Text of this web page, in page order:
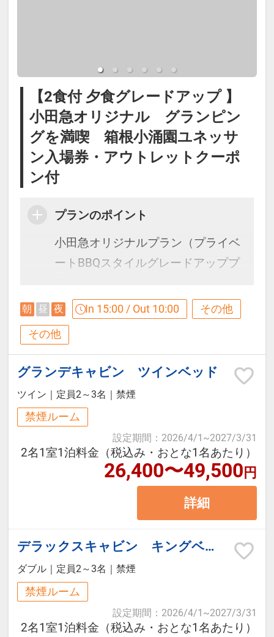
※雨・風が強く快適にアウトドアデ
ッキをご利用いただけない場合は、
お食事をダイニングルームにご用意
いたします。
■箱根小涌園ユネッサンご利用につ
いて（ご宿泊の当日及び翌日利用）
と元湯 森の湯（裸ゾーン）がご利用
できます。
に宿泊の旨とお名前をお申し出くだ
さい。
※藤乃煌に立ち寄る必要はございま
せん。藤乃煌～ユネッサンは車で約
30分です。
※ご利用されるお客様は水着をご持
参ください（レンタルあり1,200
円）
※2026年5月26日～28日は、2026
年12月8日～10日はユネッサン・森
の湯が休業のため、2026年5月25
日、2026年12月7日の宿泊のお客様
は宿泊当日のみのご利用となりま
す。
にお届けいたします。
※17：00までにはチェックインして
いただきますようご協力お願いしま
す。
■お食事終了時間
30＞
※スタッフがキャビンにご利用後の
器具類を回収に伺います
【ご朝食】
山の朝食はヘルシーなコンチネンタ
ル・ブレックファーストスタイルに
てご用意します。
ホテルでは体験できないユニークで
贅沢な藤乃煌の朝。森を抜ける清清
しい風と青空の下、いつもより、う
んと時間をかけてお召し上がりくだ
※オリジナルサンドウィッチ、サラ
ダ、コーヒーなどを予定しておりま
す。
■お食事お渡し時間
＜7：00～9：00＞の間にビバレッジ
ステーションまでお越しくださいま
【2食付 夕食グレードアップ 】
小田急オリジナル グランピン
グを満喫 箱根小涌園ユネッサ
ン入場券・アウトレットクーポ
ン付
プランのポイント
小田急オリジナルプラン（プライベ
ートBBQスタイルグレードアッププ
・箱根小涌園ユネッサン入場券付
（ご宿泊の当日及び翌日利用）
・御殿場プレミアムアウトレットク
ーポンシート進呈（藤乃煌フロント
＜グレードアップ内容＞
・夕食時、オードブル・スープ・デ
ザートをご用意いたします。
藤乃煌がご用意するBBQスタイル
は、シェフが下ごしらえしたBBQ食
材をフィールドアテンダントがキャ
ビンまでお届けし、調理をお客さま
ご自身でお楽しみ頂きます。食材・
食器・器具はすべて藤乃煌がご準
朝 昼 夜 In 15:00 / Out 10:00 その他
その他
グランデキャビン ツインベッド
ツイン ｜ 定員2～3名 ｜ 禁煙
禁煙ルーム
設定期間 ： 2026/4/1 ~2027/3/31
2名1室1泊料金（税込み・おとな1名あたり）
26,400〜49,500円
詳細
デラックスキャビン キングベッド
ダブル｜ 定員2～3名 禁煙
禁煙ルーム
設定期間 ： 2026/4/1 ~2027/3/31
2名1室1泊料金（税込み・おとな1名あたり）